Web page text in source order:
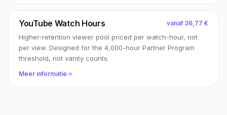
YouTube Watch Hours vanaf 36,77 €
Higher-retention viewer pool priced per watch-hour, not
per view. Designed for the 4,000-hour Partner Program
threshold, not vanity counts.
Meer informatie